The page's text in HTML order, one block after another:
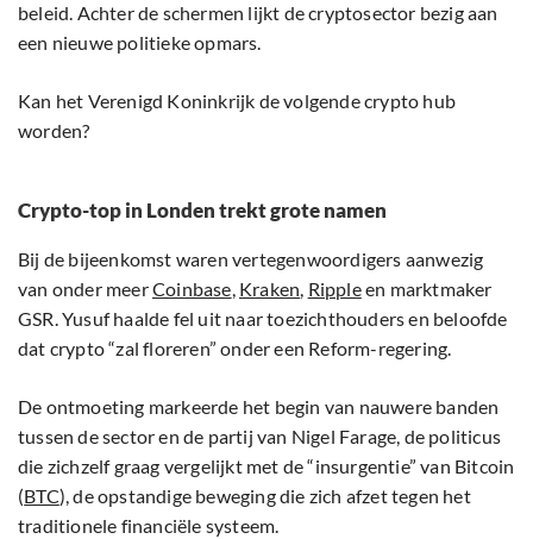
beleid. Achter de schermen lijkt de cryptosector bezig aan
een nieuwe politieke opmars.
Kan het Verenigd Koninkrijk de volgende crypto hub
worden?
Crypto-top in Londen trekt grote namen
Bij de bijeenkomst waren vertegenwoordigers aanwezig
van onder meerCoinbase, Kraken, Rippleen marktmaker
GSR. Yusuf haalde fel uit naar toezichthouders en beloofde
dat crypto “zal floreren” onder een Reform-regering.
De ontmoeting markeerde het begin van nauwere banden
tussen de sector en de partij van Nigel Farage, de politicus
die zichzelf graag vergelijkt met de “insurgentie” van Bitcoin
(BTC), de opstandige beweging die zich afzet tegen het
traditionele financiële systeem.